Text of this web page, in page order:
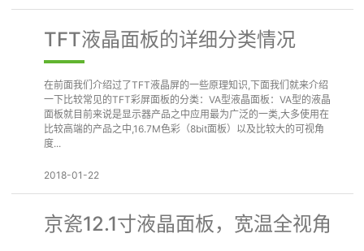
TFT液晶面板的详细分类情况
在前面我们介绍过了TFT液晶屏的一些原理知识,下面我们就来介绍
一下比较常见的TFT彩屏面板的分类：VA型液晶面板：VA型的液晶
面板就目前来说是显示器产品之中应用最为广泛的一类,大多使用在
比较高端的产品之中,16.7M色彩（8bit面板）以及比较大的可视角
度...
2018-01-22
京瓷12.1寸液晶面板，宽温全视角